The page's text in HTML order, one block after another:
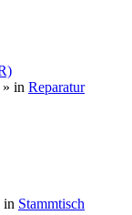
» in Reparatur
in Stammtisch